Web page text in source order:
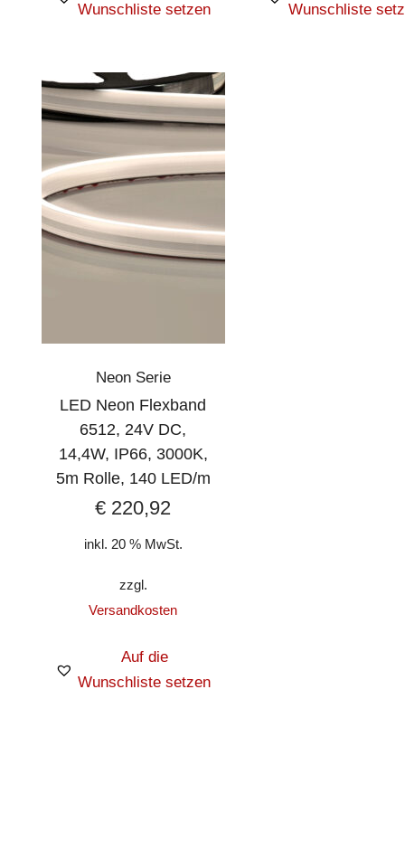
Wunschliste setzen
Wunschliste
Neon Serie
LED Neon Flexband
6512, 24V DC,
14,4W, IP66, 3000K,
5m Rolle, 140 LED/m
€ 220,92
inkl. 20 % MwSt.
zzgl.
Versandkosten
Auf die
Wunschliste setzen